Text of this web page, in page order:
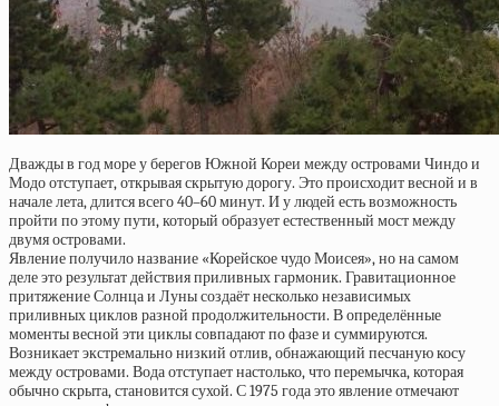
Дважды в год море у берегов Южной Кореи между островами Чиндо и
Модо отступает, открывая скрытую дорогу. Это происходит весной и в
начале лета, длится всего 40–60 минут. И у людей есть возможность
пройти по этому пути, который образует естественный мост между
двумя островами.
Явление получило название «Корейское чудо Моисея», но на самом
деле это результат действия приливных гармоник. Гравитационное
притяжение Солнца и Луны создаёт несколько независимых
приливных циклов разной продолжительности. В определённые
моменты весной эти циклы совпадают по фазе и суммируются.
Возникает экстремально низкий отлив, обнажающий песчаную косу
между островами. Вода отступает настолько, что перемычка, которая
обычно скрыта, становится сухой. С 1975 года это явление отмечают